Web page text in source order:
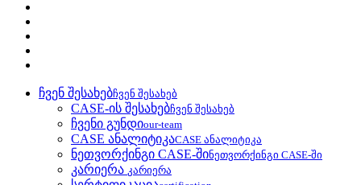
ჩვენ შესახებჩვენ შესახებ
CASE-ის შესახებჩვენ შესახებ
ჩვენი გუნდიour-team
CASE ანალიტიკაCASE ანალიტიკა
ნეთვორქინგი CASE-შინეთვორქინგი CASE-ში
კარიერა კარიერა